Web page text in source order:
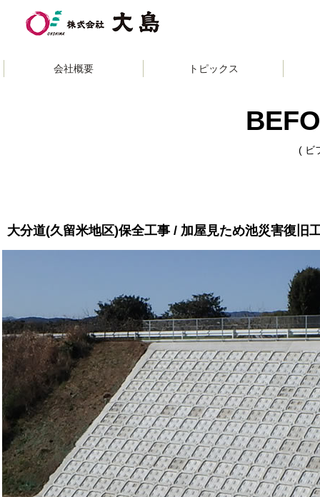
»
会社概要 トピック ス
( ビ
大分道(久留米地区)保全工事 / 加屋見ため池災害復旧